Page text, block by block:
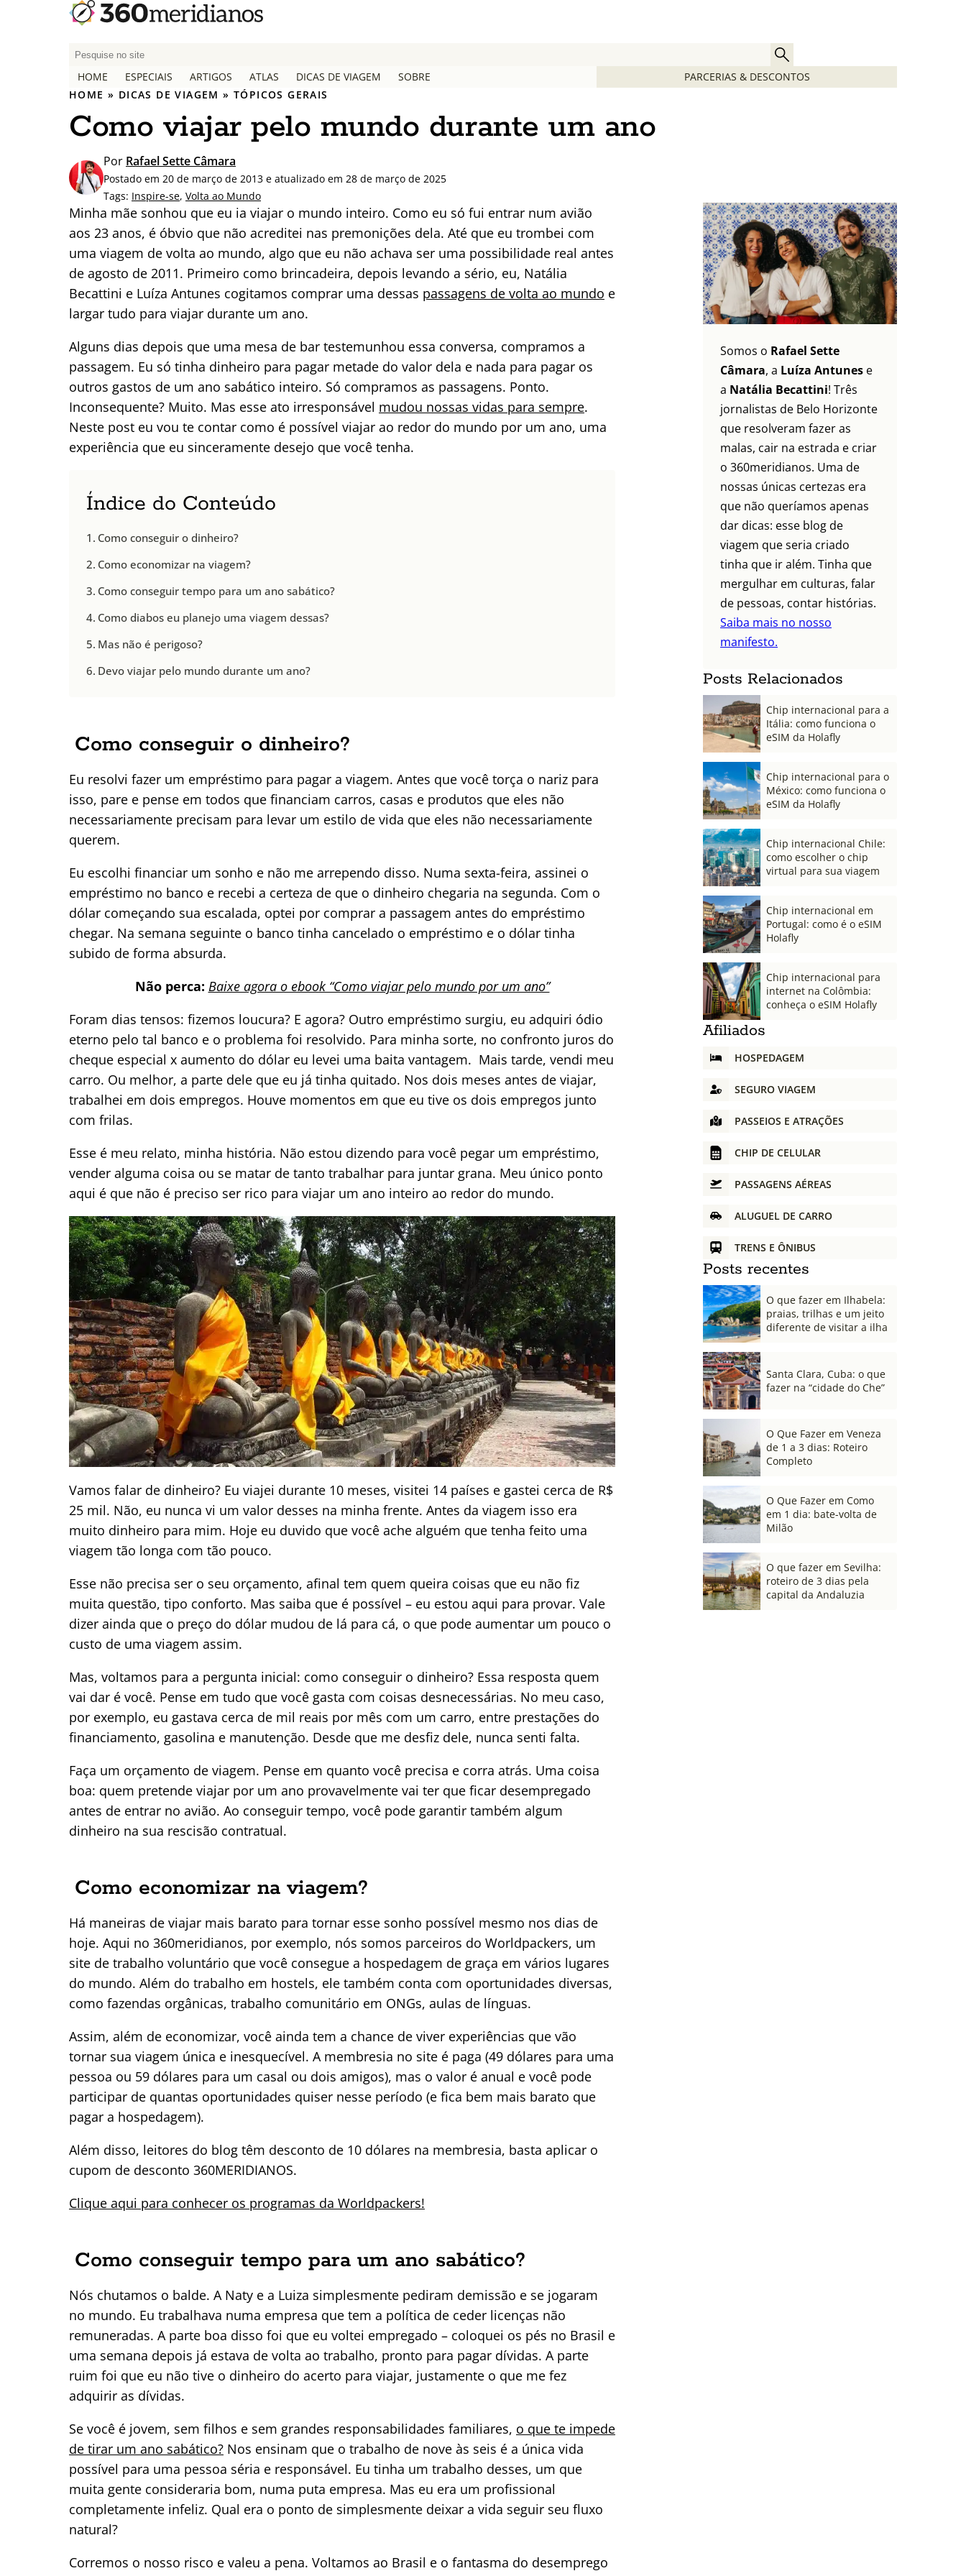
P
q
u
i
a
r
p
o
r
:
HOME ESPECIAIS ARTIGOS ATLAS DICAS DE VIAGEM SOBRE
PARCERIAS & DESCONTOS
HOME » DICAS DE VIAGEM »TÓPICOS GERAIS
Como viajar pelo mundo durante um ano
Por Rafael Sette Câmara
Postado em 20 de março de 2013 e atualizado em 28 de março de 2025
Tags: Inspire-se, Volta ao Mundo
Minha mãe sonhou que eu ia viajar o mundo inteiro. Como eu só fui entrar num avião
aos 23 anos, é óbvio que não acreditei nas premonições dela. Até que eu trombei com
uma viagem de volta ao mundo, algo que eu não achava ser uma possibilidade real antes
de agosto de 2011. Primeiro como brincadeira, depois levando a sério, eu, Natália
Becattini e Luíza Antunes cogitamos comprar uma dessas passagens de volta ao mundo e
largar tudo para viajar durante um ano.
Alguns dias depois que uma mesa de bar testemunhou essa conversa, compramos a
passagem. Eu só tinha dinheiro para pagar metade do valor dela e nada para pagar os
outros gastos de um ano sabático inteiro. Só compramos as passagens. Ponto.
Inconsequente? Muito. Mas esse ato irresponsável mudou nossas vidas para sempre.
Neste post eu vou te contar como é possível viajar ao redor do mundo por um ano, uma
experiência que eu sinceramente desejo que você tenha.
Índice do Conteúdo
Como conseguir o dinheiro?
Como economizar na viagem?
Como conseguir tempo para um ano sabático?
Como diabos eu planejo uma viagem dessas?
Mas não é perigoso?
Devo viajar pelo mundo durante um ano?
Como conseguir o dinheiro?
Eu resolvi fazer um empréstimo para pagar a viagem. Antes que você torça o nariz para
isso, pare e pense em todos que financiam carros, casas e produtos que eles não
necessariamente precisam para levar um estilo de vida que eles não necessariamente
querem.
Eu escolhi financiar um sonho e não me arrependo disso. Numa sexta-feira, assinei o
empréstimo no banco e recebi a certeza de que o dinheiro chegaria na segunda. Com o
dólar começando sua escalada, optei por comprar a passagem antes do empréstimo
chegar. Na semana seguinte o banco tinha cancelado o empréstimo e o dólar tinha
subido de forma absurda.
Não perca: Baixe agora o ebook “Como viajar pelo mundo por um ano”
Foram dias tensos: fizemos loucura? E agora? Outro empréstimo surgiu, eu adquiri ódio
eterno pelo tal banco e o problema foi resolvido. Para minha sorte, no confronto juros do
cheque especial x aumento do dólar eu levei uma baita vantagem. Mais tarde, vendi meu
carro. Ou melhor, a parte dele que eu já tinha quitado. Nos dois meses antes de viajar,
trabalhei em dois empregos. Houve momentos em que eu tive os dois empregos junto
com frilas.
Esse é meu relato, minha história. Não estou dizendo para você pegar um empréstimo,
vender alguma coisa ou se matar de tanto trabalhar para juntar grana. Meu único ponto
aqui é que não é preciso ser rico para viajar um ano inteiro ao redor do mundo.
Vamos falar de dinheiro? Eu viajei durante 10 meses, visitei 14 países e gastei cerca de R$
25 mil. Não, eu nunca vi um valor desses na minha frente. Antes da viagem isso era
muito dinheiro para mim. Hoje eu duvido que você ache alguém que tenha feito uma
viagem tão longa com tão pouco.
Esse não precisa ser o seu orçamento, afinal tem quem queira coisas que eu não fiz
muita questão, tipo conforto. Mas saiba que é possível – eu estou aqui para provar. Vale
dizer ainda que o preço do dólar mudou de lá para cá, o que pode aumentar um pouco o
custo de uma viagem assim.
Mas, voltamos para a pergunta inicial: como conseguir o dinheiro? Essa resposta quem
vai dar é você. Pense em tudo que você gasta com coisas desnecessárias. No meu caso,
por exemplo, eu gastava cerca de mil reais por mês com um carro, entre prestações do
financiamento, gasolina e manutenção. Desde que me desfiz dele, nunca senti falta.
Faça um orçamento de viagem. Pense em quanto você precisa e corra atrás. Uma coisa
boa: quem pretende viajar por um ano provavelmente vai ter que ficar desempregado
antes de entrar no avião. Ao conseguir tempo, você pode garantir também algum
dinheiro na sua rescisão contratual.
Como economizar na viagem?
Há maneiras de viajar mais barato para tornar esse sonho possível mesmo nos dias de
hoje. Aqui no 360meridianos, por exemplo, nós somos parceiros do Worldpackers, um
site de trabalho voluntário que você consegue a hospedagem de graça em vários lugares
do mundo. Além do trabalho em hostels, ele também conta com oportunidades diversas,
como fazendas orgânicas, trabalho comunitário em ONGs, aulas de línguas.
Assim, além de economizar, você ainda tem a chance de viver experiências que vão
tornar sua viagem única e inesquecível. A membresia no site é paga (49 dólares para uma
pessoa ou 59 dólares para um casal ou dois amigos), mas o valor é anual e você pode
participar de quantas oportunidades quiser nesse período (e fica bem mais barato que
pagar a hospedagem).
Além disso, leitores do blog têm desconto de 10 dólares na membresia, basta aplicar o
cupom de desconto 360MERIDIANOS.
Clique aqui para conhecer os programas da Worldpackers!
Como conseguir tempo para um ano sabático?
Nós chutamos o balde. A Naty e a Luiza simplesmente pediram demissão e se jogaram
no mundo. Eu trabalhava numa empresa que tem a política de ceder licenças não
remuneradas. A parte boa disso foi que eu voltei empregado – coloquei os pés no Brasil e
uma semana depois já estava de volta ao trabalho, pronto para pagar dívidas. A parte
ruim foi que eu não tive o dinheiro do acerto para viajar, justamente o que me fez
adquirir as dívidas.
Se você é jovem, sem filhos e sem grandes responsabilidades familiares, o que te impede
de tirar um ano sabático? Nos ensinam que o trabalho de nove às seis é a única vida
possível para uma pessoa séria e responsável. Eu tinha um trabalho desses, um que
muita gente consideraria bom, numa puta empresa. Mas eu era um profissional
completamente infeliz. Qual era o ponto de simplesmente deixar a vida seguir seu fluxo
natural?
Corremos o nosso risco e valeu a pena. Voltamos ao Brasil e o fantasma do desemprego
Somos o Rafael Sette
Câmara, a Luíza Antunes e
a Natália Becattini! Três
jornalistas de Belo Horizonte
que resolveram fazer as
malas, cair na estrada e criar
o 360meridianos. Uma de
nossas únicas certezas era
que não queríamos apenas
dar dicas: esse blog de
viagem que seria criado
tinha que ir além. Tinha que
mergulhar em culturas, falar
de pessoas, contar histórias.
Saiba mais no nosso
manifesto.
Posts Relacionados
Chip internacional para a
Itália: como funciona o
eSIM da Holafly
Chip internacional para o
México: como funciona o
eSIM da Holafly
Chip internacional Chile:
como escolher o chip
virtual para sua viagem
Chip internacional em
Portugal: como é o eSIM
Holafly
Chip internacional para
internet na Colômbia:
conheça o eSIM Holafly
Afiliados
HOSPEDAGEM
SEGURO VIAGEM
PASSEIOS E ATRAÇÕES
CHIP DE CELULAR
PASSAGENS AÉREAS
ALUGUEL DE CARRO
TRENS E ÔNIBUS
Posts recentes
O que fazer em Ilhabela:
praias, trilhas e um jeito
diferente de visitar a ilha
Santa Clara, Cuba: o que
fazer na “cidade do Che”
O Que Fazer em Veneza
de 1 a 3 dias: Roteiro
Completo
O Que Fazer em Como
em 1 dia: bate-volta de
Milão
O que fazer em Sevilha:
roteiro de 3 dias pela
capital da Andaluzia